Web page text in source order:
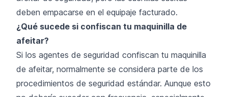
deben empacarse en el equipaje facturado.
¿Qué sucede si confiscan tu maquinilla de
afeitar?
Si los agentes de seguridad confiscan tu maquinilla
de afeitar, normalmente se considera parte de los
procedimientos de seguridad estándar. Aunque esto